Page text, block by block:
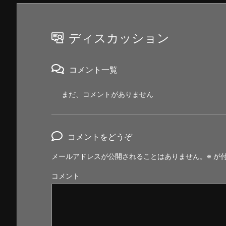
ディスカッション
コメント一覧
まだ、コメントがありません
コメントをどうぞ
メールアドレスが公開されることはありません。 ※ が
コメント